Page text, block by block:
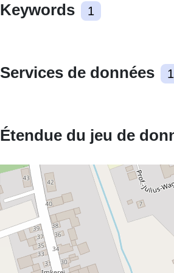
Keywords 1
Services de données 1
Étendue du jeu de